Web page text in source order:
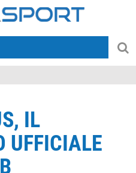
IL
UFFICIALE